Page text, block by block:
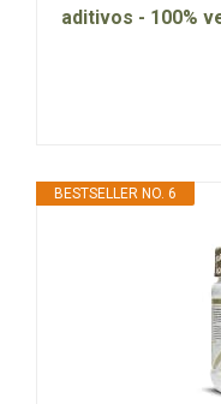
aditivos - 100%
BESTSELLER NO. 6